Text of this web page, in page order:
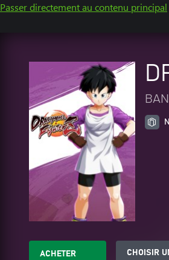
Passer directement au contenu principal
ACHETER
CHOISIR